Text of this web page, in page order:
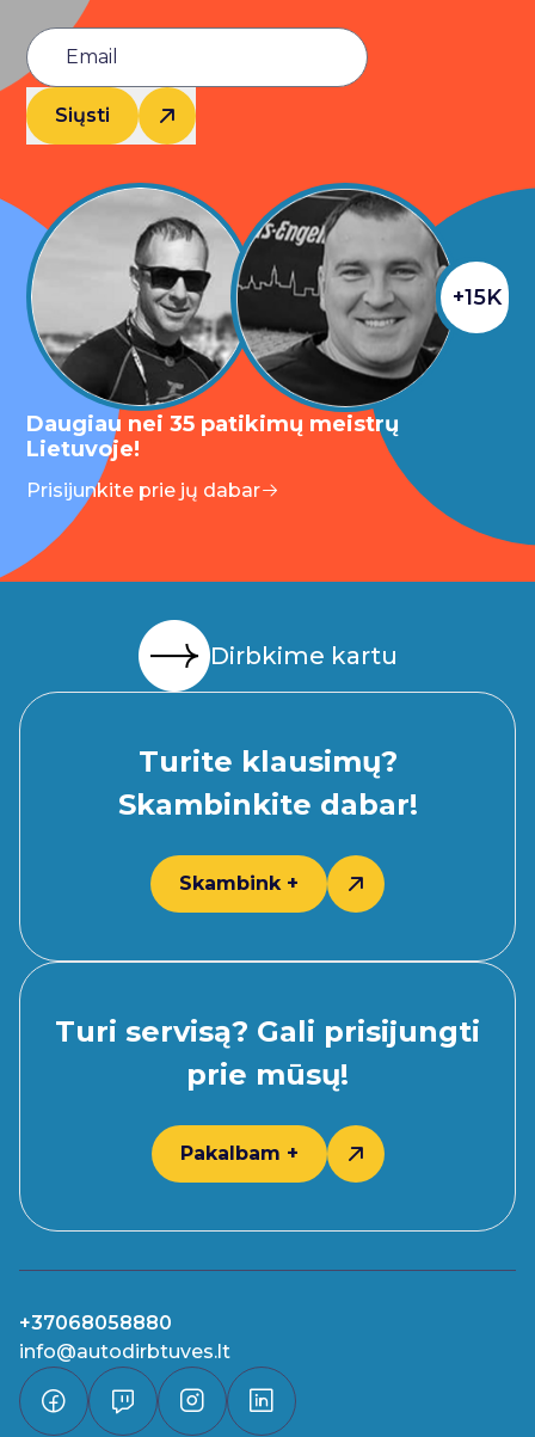
Siųsti
+15K
Daugiau nei 35 patikimų meistrų
Lietuvoje!
Prisijunkite prie jų dabar
Dirbkime kartu
Turite klausimų?
Skambinkite dabar!
Skambink +
Turi servisą? Gali prisijungti
prie mūsų!
Pakalbam +
+37068058880
info@autodirbtuves.lt